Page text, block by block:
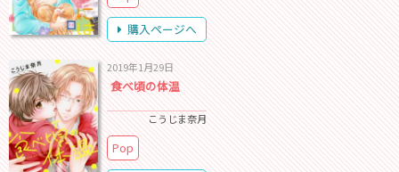
購入ページへ
2019年1月29日
食べ頃の体温
こうじま奈月
Pop